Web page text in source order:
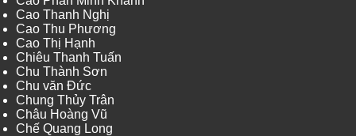
Cao Thanh Nghị
Cao Thu Phương
Cao Thị Hạnh
Chiêu Thanh Tuấn
Chu Thành Sơn
Chu văn Đức
Chung Thủy Trân
Châu Hoàng Vũ
Chế Quang Long